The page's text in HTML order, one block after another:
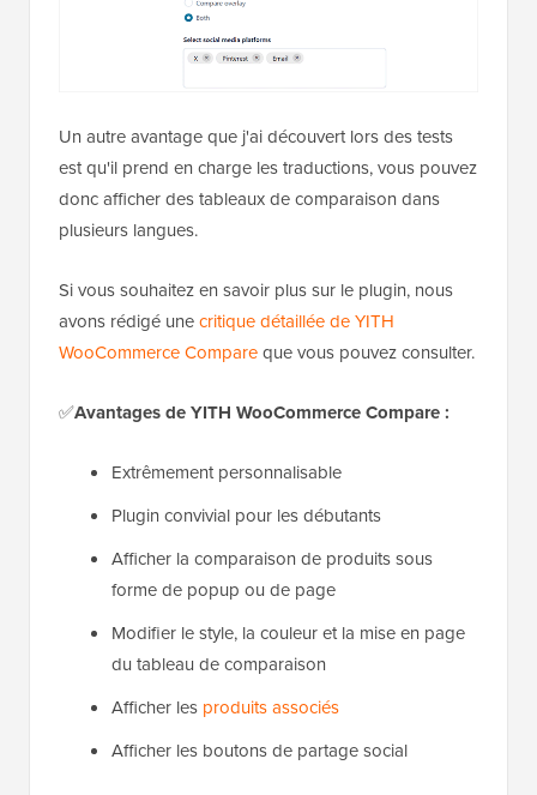
Un autre avantage que j'ai découvert lors des tests
est qu'il prend en charge les traductions, vous pouvez
donc afficher des tableaux de comparaison dans
plusieurs langues.
Si vous souhaitez en savoir plus sur le plugin, nous
avons rédigé unecritique détaillée de YITH
WooCommerce Compareque vous pouvez consulter.
✅Avantages de YITH WooCommerce Compare :
Extrêmement personnalisable
Plugin convivial pour les débutants
Afficher la comparaison de produits sous
forme de popup ou de page
Modifier le style, la couleur et la mise en page
du tableau de comparaison
Afficher les produits associés
Afficher les boutons de partage social